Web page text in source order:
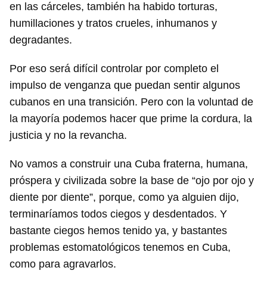
en las cárceles, también ha habido torturas,
humillaciones y tratos crueles, inhumanos y
degradantes.
Por eso será difícil controlar por completo el
impulso de venganza que puedan sentir algunos
cubanos en una transición. Pero con la voluntad de
la mayoría podemos hacer que prime la cordura, la
justicia y no la revancha.
No vamos a construir una Cuba fraterna, humana,
próspera y civilizada sobre la base de “ojo por ojo y
diente por diente”, porque, como ya alguien dijo,
terminaríamos todos ciegos y desdentados. Y
bastante ciegos hemos tenido ya, y bastantes
problemas estomatológicos tenemos en Cuba,
como para agravarlos.